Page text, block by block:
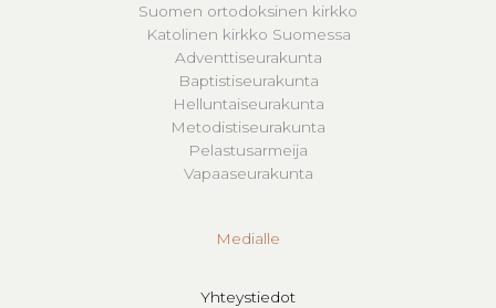
Suomen ortodoksinen kirkko
Katolinen kirkko Suomessa
Adventtiseurakunta
Baptistiseurakunta
Helluntaiseurakunta
Metodistiseurakunta
Pelastusarmeija
Vapaaseurakunta
Medialle
Yhteystiedot